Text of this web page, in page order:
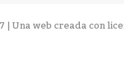
| Una web creada con